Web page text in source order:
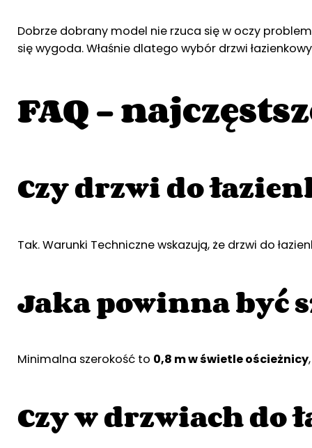
Dobrze dobrany model nie rzuca się w oczy
się wygoda. Właśnie dlatego wybór drzwi
FAQ –
Czy drzwi do
Tak. Warunki Techniczne wskazują, że drzwi do
Jaka powinna być
Minimalna szerokość to 0,8 m w świetle ościeżnicy
Czy w drzwiach do